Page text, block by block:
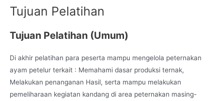
Tujuan Pelatihan
Tujuan Pelatihan (Umum)
Di akhir pelatihan para peserta mampu mengelola peternakan
ayam petelur terkait : Memahami dasar produksi ternak,
Melakukan penanganan Hasil, serta mampu melakukan
pemeliharaan kegiatan kandang di area peternakan masing-